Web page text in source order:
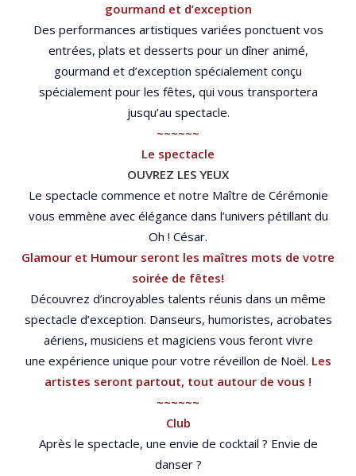
gourmand et d’exception
Des performances artistiques variées ponctuent vos
entrées, plats et desserts pour un dîner animé,
gourmand et d’exception spécialement conçu
spécialement pour les fêtes, qui vous transportera
jusqu’au spectacle.
~~~~~~
Le spectacle
OUVREZ LES YEUX
Le spectacle commence et notre Maître de Cérémonie
vous emmène avec élégance dans l’univers pétillant du
Oh ! César.
Glamour et Humour seront les maîtres mots de votre
soirée de fêtes!
Découvrez d’incroyables talents réunis dans un même
spectacle d’exception. Danseurs, humoristes, acrobates
aériens, musiciens et magiciens vous feront vivre
une expérience unique pour votre réveillon de Noël. Les
artistes seront partout, tout autour de vous !
~~~~~~
Club
Après le spectacle, une envie de cocktail ? Envie de
danser ?